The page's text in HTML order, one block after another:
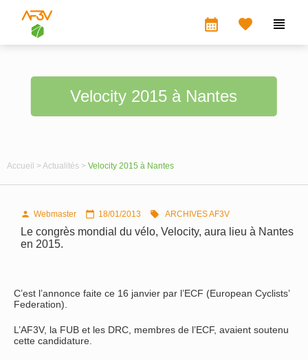
calendar_month  
Velocity 2015 à Nantes
Accueil > Actualités > Velocity 2015 à Nantes
 Webmaster  18/01/2013  ARCHIVES AF3V
Le congrès mondial du vélo, Velocity, aura lieu à Nantes
en 2015.
C’est l’annonce faite ce 16 janvier par l’ECF (European Cyclists’
Federation).
L’AF3V, la FUB et les DRC, membres de l’ECF, avaient soutenu
cette candidature.